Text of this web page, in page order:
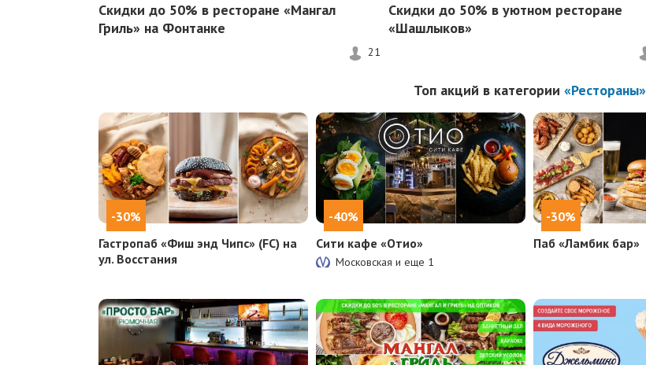
Скидки до 50% в ресторане «Мангал
Гриль» на Фонтанке
21
Скидки до 50% в уютном ресторане
«Шашлыков»
Топ акций в категории «Рестораны»
-30%
Гастропаб «Фиш энд Чипс» (FC) на
ул. Восстания
-40%
Сити кафе «Отио»
Московская и еще 1
-30%
Паб «Ламбик бар»